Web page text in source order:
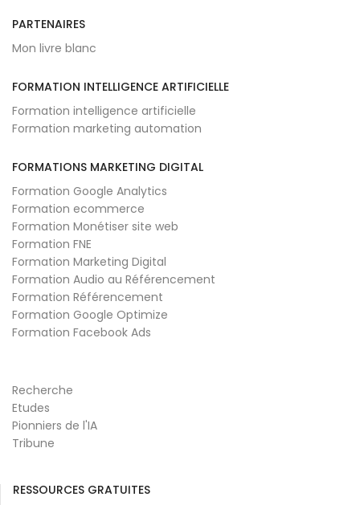
PARTENAIRES
Mon livre blanc
FORMATION INTELLIGENCE ARTIFICIELLE
Formation intelligence artificielle
Formation marketing automation
FORMATIONS MARKETING DIGITAL
Formation Google Analytics
Formation ecommerce
Formation Monétiser site web
Formation FNE
Formation Marketing Digital
Formation Audio au Référencement
Formation Référencement
Formation Google Optimize
Formation Facebook Ads
Recherche
Etudes
Pionniers de l'IA
Tribune
RESSOURCES GRATUITES